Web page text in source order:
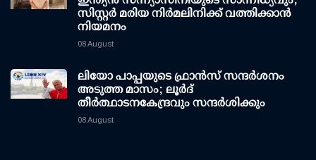
സിസ്റ്റർ മരിയ നിർമലിനിക്ക് വത്തിക്കാൻ
നിയമനം
08 August
ലിയോ പാപ്പയുടെ ഫ്രാൻസ് സന്ദർശനം
അടുത്ത മാസം; ലൂർദ്
തീർത്ഥാടനകേന്ദ്രവും സന്ദർശിക്കും
08 August